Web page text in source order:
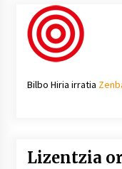
Bilbo Hiria irratia
Lizentzia